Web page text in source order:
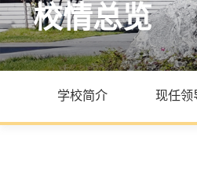
校情总览
学校简介 现任领